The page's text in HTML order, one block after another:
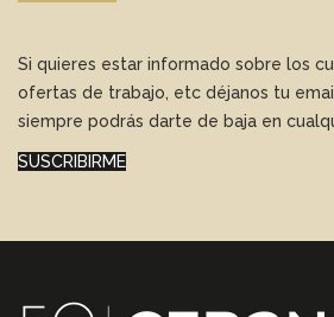
Si quieres estar informado sobre los
ofertas de trabajo, etc déjanos tu
siempre podrás darte de baja en
SUSCRIBIRME